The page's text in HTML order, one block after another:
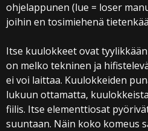
ohjelappunen (lue = loser
joihin en tosimiehenä
Itse kuulokkeet ovat
on melko tekninen ja
ei voi laittaa. Kuulokkeiden
lukuun ottamatta,
fiilis. Itse elementtiosat
suuntaan. Näin koko komeus